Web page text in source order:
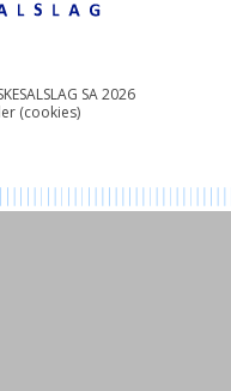
SA 2026
(cookies)